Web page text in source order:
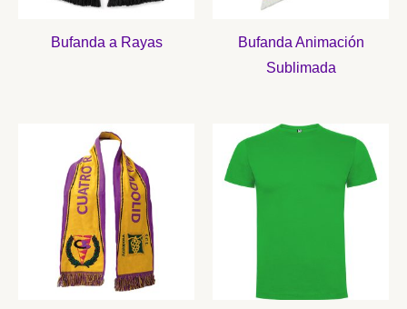
Bufanda a Rayas
Bufanda Animación
Sublimada